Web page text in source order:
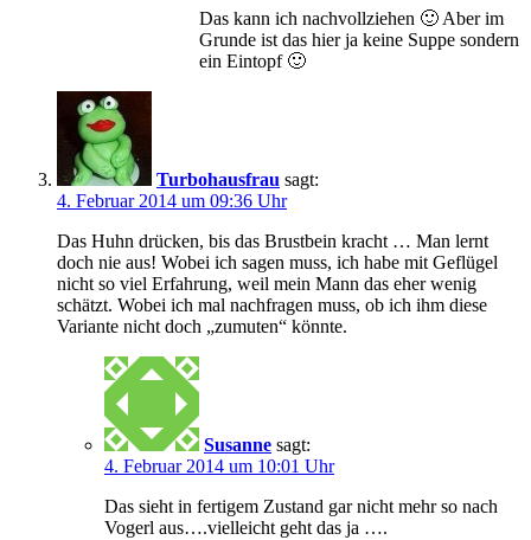
Das kann ich nachvollziehen 🙂 Aber im
Grunde ist das hier ja keine Suppe sondern
ein Eintopf 🙂
Turbohausfrau sagt:
4. Februar 2014 um 09:36 Uhr
Das Huhn drücken, bis das Brustbein kracht … Man lernt
doch nie aus! Wobei ich sagen muss, ich habe mit Geflügel
nicht so viel Erfahrung, weil mein Mann das eher wenig
schätzt. Wobei ich mal nachfragen muss, ob ich ihm diese
Variante nicht doch „zumuten“ könnte.
Susanne sagt:
4. Februar 2014 um 10:01 Uhr
Das sieht in fertigem Zustand gar nicht mehr so nach
Vogerl aus….vielleicht geht das ja ….